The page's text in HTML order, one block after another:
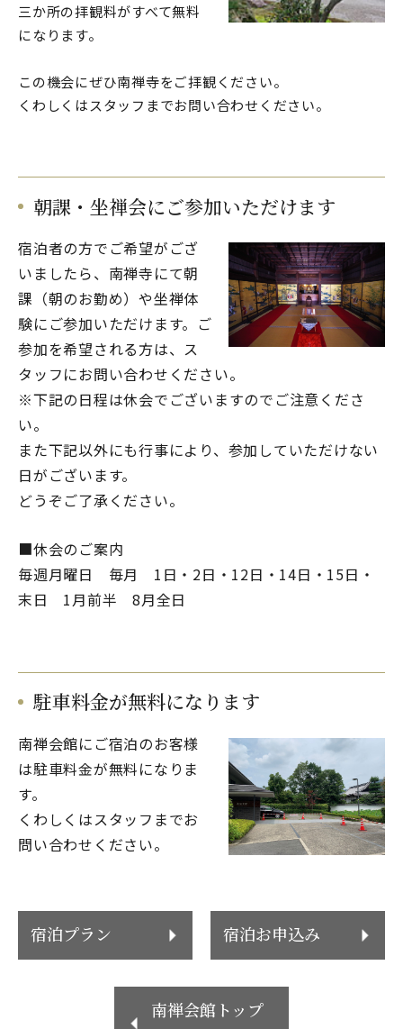
三か所の拝観料がすべて無料
になります。
この機会にぜひ南禅寺をご拝観ください。
くわしくはスタッフまでお問い合わせください。
朝課・坐禅会にご参加いただけます
宿泊者の方でご希望がござ
いましたら、南禅寺にて朝
課（朝のお勤め）や坐禅体
験にご参加いただけます。ご
参加を希望される方は、ス
タッフにお問い合わせください。
※下記の日程は休会でございますのでご注意くださ
い。
また下記以外にも行事により、参加していただけない
日がございます。
どうぞご了承ください。
■休会のご案内
毎週月曜日 毎月 1 日・ 2日・ 12日・ 14日・ 15日・
末日 1月前半 8月全日
駐車料金が無料になります
南禅会館にご宿泊のお客様
は駐車料金が無料になりま
す。
くわしくはスタッフまでお
問い合わせください。
宿泊プラン 宿泊お申込み
南禅会館トップ